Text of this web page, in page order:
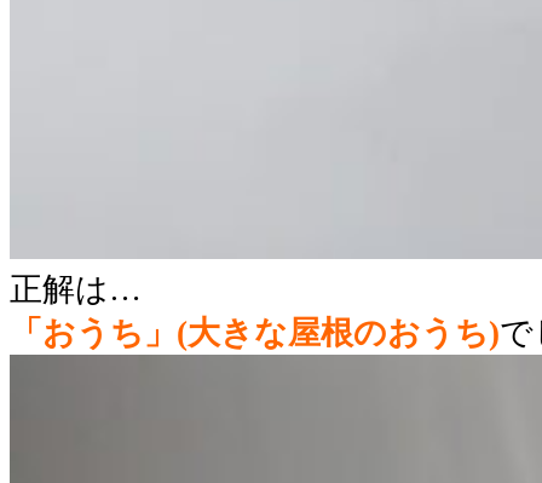
正解は…
「おうち」(大きな屋根のおうち)で